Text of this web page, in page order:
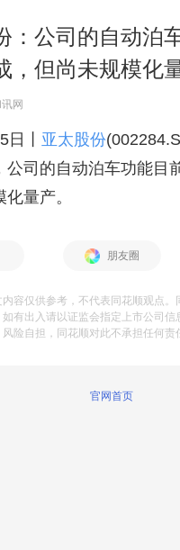
：公司的自动泊
，但尚未规模化
网
丨 亚太股份
公司的自动泊车功能目
量产。
朋友圈
内容仅供参考，不代表同花顺观点
如有出入请以证监会指定上市公司
风险自担，同花顺对此不承担任何
官网首页